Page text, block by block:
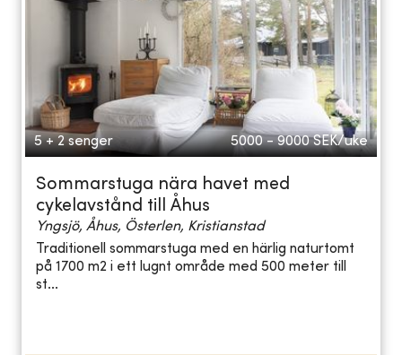
5 + 2 senger 5000 - 9000 SEK/uke
Sommarstuga nära havet med
cykelavstånd till Åhus
Yngsjö, Åhus, Österlen, Kristianstad
Traditionell sommarstuga med en härlig naturtomt
på 1700 m2 i ett lugnt område med 500 meter till
st...